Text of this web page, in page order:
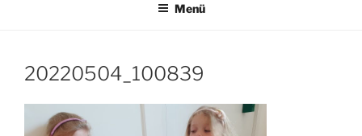
Menü
20220504_100839